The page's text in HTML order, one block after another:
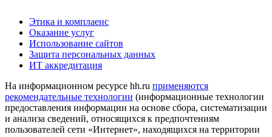
Этика и комплаенс
Оказание услуг
Использование сайтов
Защита персональных данных
ИТ аккредитация
На информационном ресурсе hh.ru применяются
рекомендательные технологии (информационные технологии
предоставления информации на основе сбора, систематизации
и анализа сведений, относящихся к предпочтениям
пользователей сети «Интернет», находящихся на территории